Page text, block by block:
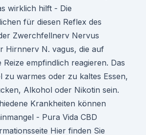
wirklich hilft - Die
für diesen Reflex des
Zwerchfellnerv Nervus
Hirnnerv N. vagus, die auf
Reize empfindlich reagieren. Das
zu warmes oder zu kaltes Essen,
Alkohol oder Nikotin sein.
Krankheiten können
- Pura Vida CBD
Hier finden Sie